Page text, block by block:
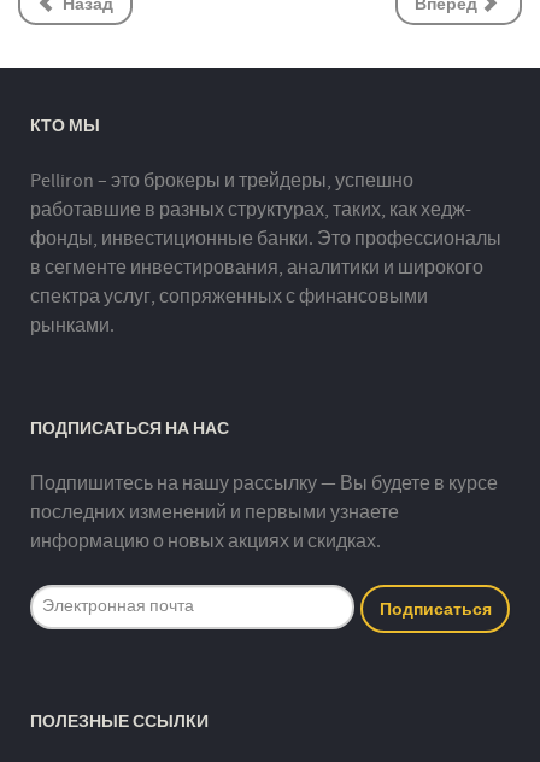
КТО МЫ
Pelliron – это брокеры и трейдеры, успешно
работавшие в разных структурах, таких, как хедж-
фонды, инвестиционные банки. Это профессионалы
в сегменте инвестирования, аналитики и широкого
спектра услуг, сопряженных с финансовыми
рынками.
ПОДПИСАТЬСЯ НА НАС
Подпишитесь на нашу рассылку — Вы будете в курсе
последних изменений и первыми узнаете
информацию о новых акциях и скидках.
ПОЛЕЗНЫЕ ССЫЛКИ